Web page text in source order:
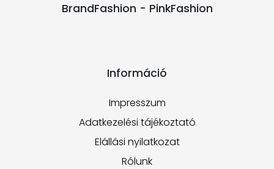
BrandFashion - PinkFashion
Információ
Impresszum
Adatkezelési tájékoztató
Elállási nyilatkozat
Rólunk